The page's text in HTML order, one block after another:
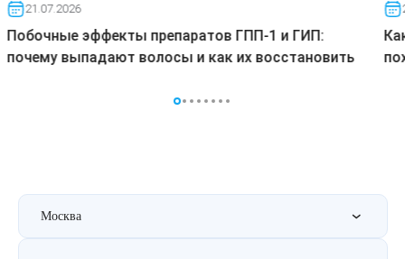
21.07.2026
Побочные эффекты препаратов ГПП-1 и ГИП:
почему выпадают волосы и как их восстановить
Москва